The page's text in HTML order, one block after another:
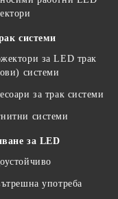
системи
за LED трак
системи
за трак системи
системи
за LED
употреба